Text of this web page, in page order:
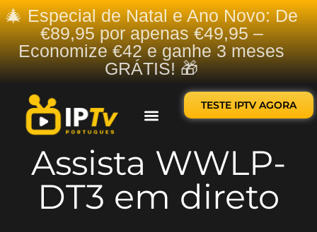
🎄 Especial de Natal e Ano Novo: De
€89,95 por apenas €49,95 –
Economize €42 e ganhe 3 meses
GRÁTIS! 🎁
TESTE IPTV AGORA
Assista WWLP-
DT3 em direto